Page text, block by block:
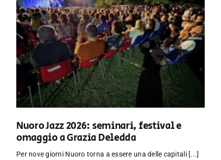
Nuoro Jazz 2026: seminari, festival e
omaggio a Grazia Deledda
Per nove giorni Nuoro torna a essere una delle capitali [...]